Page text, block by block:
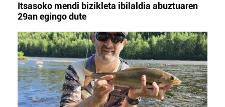
Itsasoko mendi bizikleta ibilaldia abuztuaren
29an egingo dute